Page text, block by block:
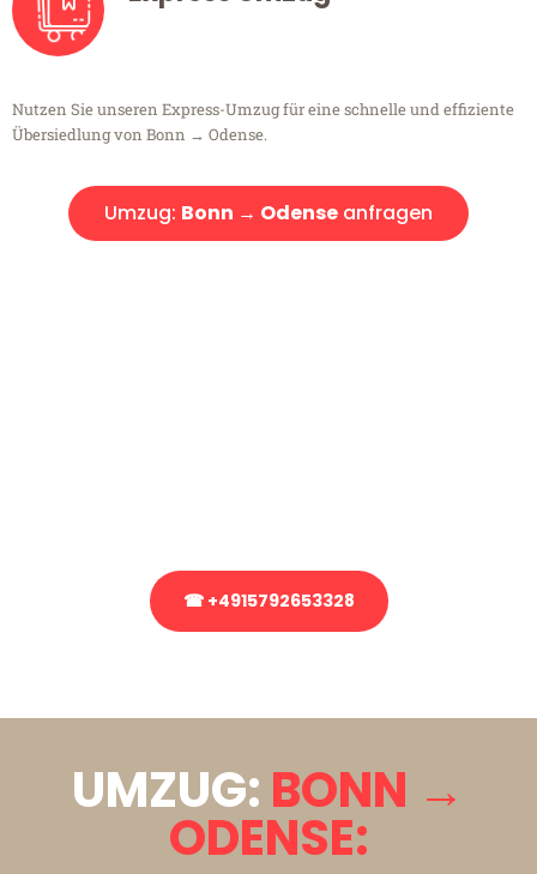
Nutzen Sie unseren Express-Umzug für eine schnelle und effiziente
Übersiedlung von Bonn → Odense.
Umzug: Bonn → Odense anfragen
☎ +4915792653328
UMZUG: BONN →
ODENSE: